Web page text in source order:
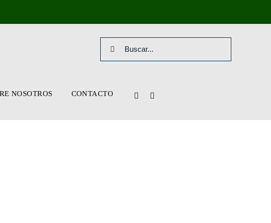
NOSOTROS CONTACTO